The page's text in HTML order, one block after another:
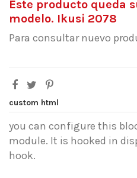
Este producto queda
modelo. Ikusi 2078
Para consultar nuevo
custom html
you can configure this
module. It is hooked in
hook.